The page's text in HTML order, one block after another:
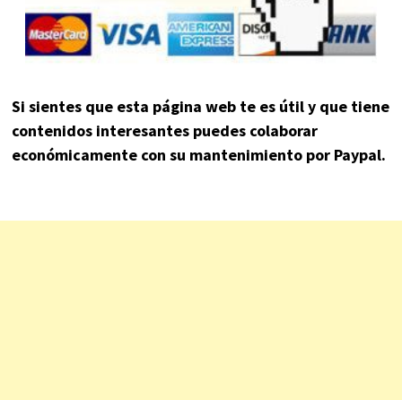
Si sientes que esta página web te es útil y que tiene
contenidos interesantes puedes colaborar
económicamente con su mantenimiento por Paypal.